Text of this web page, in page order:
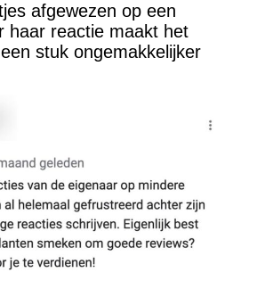
afgewezen op een
haar reactie maakt het
stuk ongemakkelijker